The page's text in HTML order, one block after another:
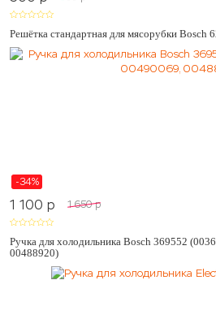
Решётка стандартная для мясорубки Bosch
-34%
1 100 p 1 650 p
Ручка для холодильника Bosch 369552
00488920)